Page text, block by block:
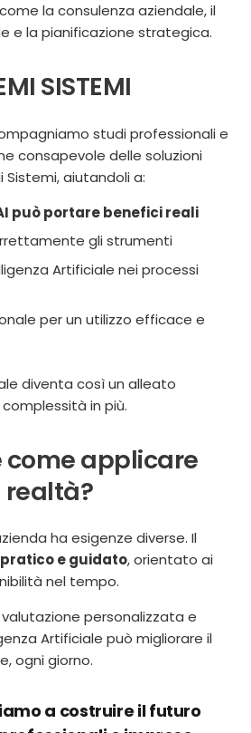
la consulenza aziendale, il
e la pianificazione strategica.
SISTEMI
studi professionali e
consapevole delle soluzioni
aiutandoli a:
può portare benefici reali
gli strumenti
Artificiale nei processi
per un utilizzo efficace e
diventa così un alleato
in più.
come applicare
realtà?
ha esigenze diverse. Il
pratico e guidato, orientato ai
nel tempo.
personalizzata e
Artificiale può migliorare il
ogni giorno.
a costruire il futuro